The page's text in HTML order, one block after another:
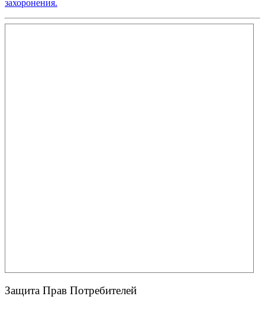
Защита Прав Потребителей